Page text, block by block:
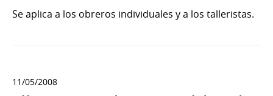
Se aplica a los obreros individuales y a los talleristas.
11/05/2008